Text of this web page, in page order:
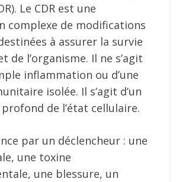
Le CDR est une
complexe de modifications
à assurer la survie
de l’organisme. Il ne s’agit
inflammation ou d’une
isolée. Il s’agit d’un
de l’état cellulaire.
par un déclencheur : une
une toxine
une blessure, un